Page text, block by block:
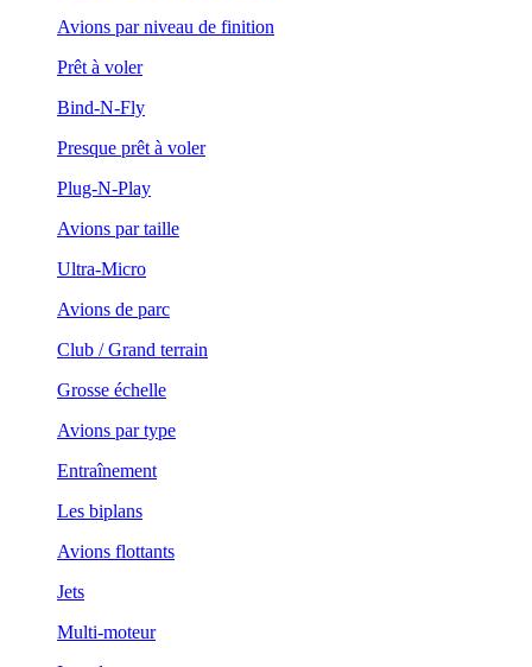
Avions par niveau de finition
Prêt à voler
Bind-N-Fly
Presque prêt à voler
Plug-N-Play
Avions par taille
Ultra-Micro
Avions de parc
Club / Grand terrain
Grosse échelle
Avions par type
Entraînement
Les biplans
Avions flottants
Jets
Multi-moteur